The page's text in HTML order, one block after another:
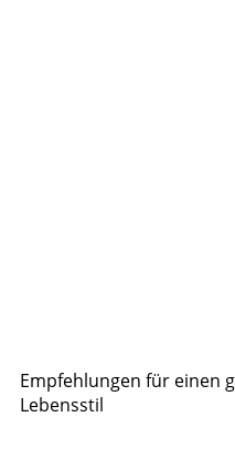
Empfehlungen für einen
Lebensstil